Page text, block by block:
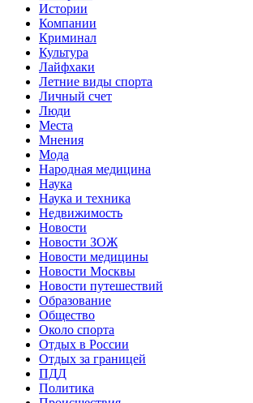
Истории
Компании
Криминал
Культура
Лайфхаки
Летние виды спорта
Личный счет
Люди
Места
Мнения
Мода
Народная медицина
Наука
Наука и техника
Недвижимость
Новости
Новости ЗОЖ
Новости медицины
Новости Москвы
Новости путешествий
Образование
Общество
Около спорта
Отдых в России
Отдых за границей
ПДД
Политика